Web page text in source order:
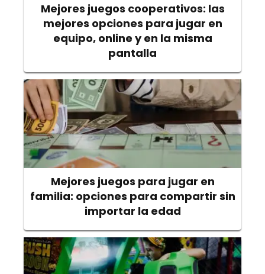
Mejores juegos cooperativos: las
mejores opciones para jugar en
equipo, online y en la misma
pantalla
Mejores juegos para jugar en
familia: opciones para compartir sin
importar la edad